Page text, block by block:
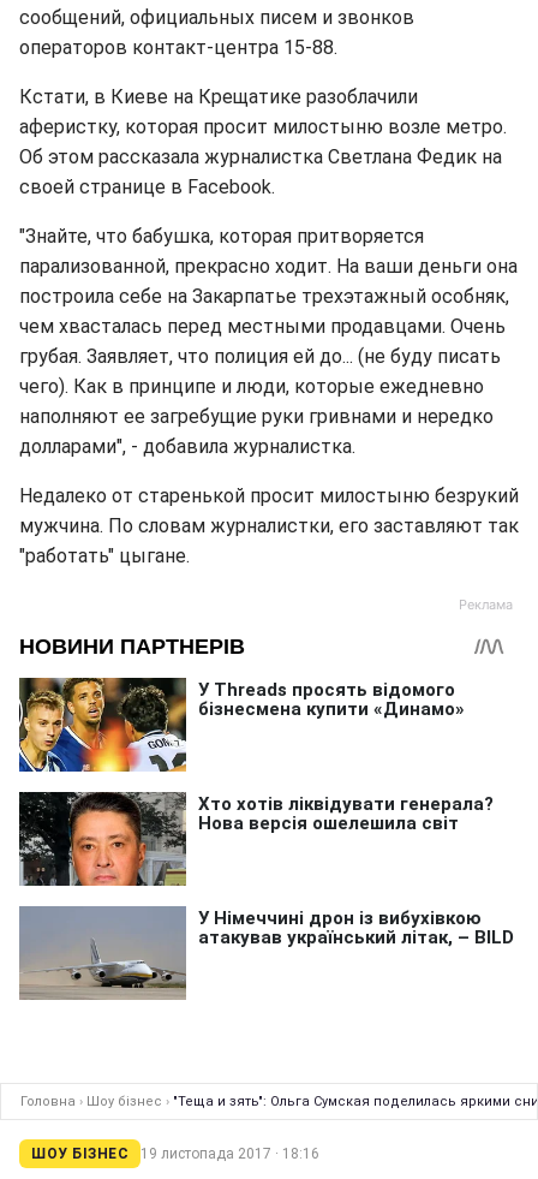
сообщений, официальных писем и звонков
операторов контакт-центра 15-88.
Кстати, в Киеве на Крещатике разоблачили
аферистку, которая просит милостыню возле метро.
Об этом рассказала журналистка Светлана Федик на
своей странице в Facebook.
"Знайте, что бабушка, которая притворяется
парализованной, прекрасно ходит. На ваши деньги она
построила себе на Закарпатье трехэтажный особняк,
чем хвасталась перед местными продавцами. Очень
грубая. Заявляет, что полиция ей до... (не буду писать
чего). Как в принципе и люди, которые ежедневно
наполняют ее загребущие руки гривнами и нередко
долларами", - добавила журналистка.
Недалеко от старенькой просит милостыню безрукий
мужчина. По словам журналистки, его заставляют так
"работать" цыгане.
Головна › Шоу бізнес › "Теща и зять": Ольга Сумская поделилась яркими
ШОУ БІЗНЕС 19 листопада 2017 · 18:16